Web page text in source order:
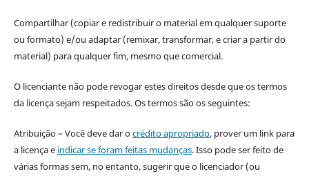
Compartilhar (copiar e redistribuir o material em qualquer suporte
ou formato) e/ou adaptar (remixar, transformar, e criar a partir do
material) para qualquer fim, mesmo que comercial.
O licenciante não pode revogar estes direitos desde que os termos
da licença sejam respeitados. Os termos são os seguintes:
Atribuição – Você deve dar ocrédito apropriado, prover um link para
a licença e indicar se foram feitas mudanças. Isso pode ser feito de
várias formas sem, no entanto, sugerir que o licenciador (ou